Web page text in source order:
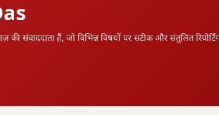
की संवाददाता हैं, जो विभिन्न विषयों पर सटीक और संतुलित